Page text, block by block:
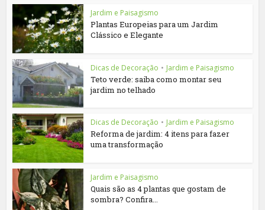
Jardim e Paisagismo
Plantas Europeias para um Jardim
Clássico e Elegante
Dicas de Decoração • Jardim e Paisagismo
Teto verde: saiba como montar seu
jardim no telhado
Dicas de Decoração • Jardim e Paisagismo
Reforma de jardim: 4 itens para fazer
uma transformação
Jardim e Paisagismo
Quais são as 4 plantas que gostam de
sombra? Confira...